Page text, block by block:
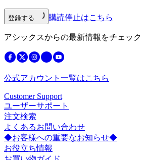
登録する 購読停止はこちら
アシックスからの最新情報をチェック
公式アカウント一覧はこちら
Customer Support
ユーザーサポート
注文検索
よくあるお問い合わせ
◆お客様への重要なお知らせ◆
お役立ち情報